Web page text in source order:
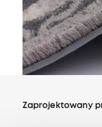
Zaprojektowany